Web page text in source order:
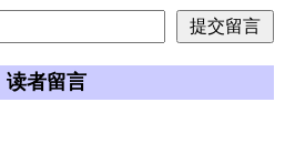
读者留言